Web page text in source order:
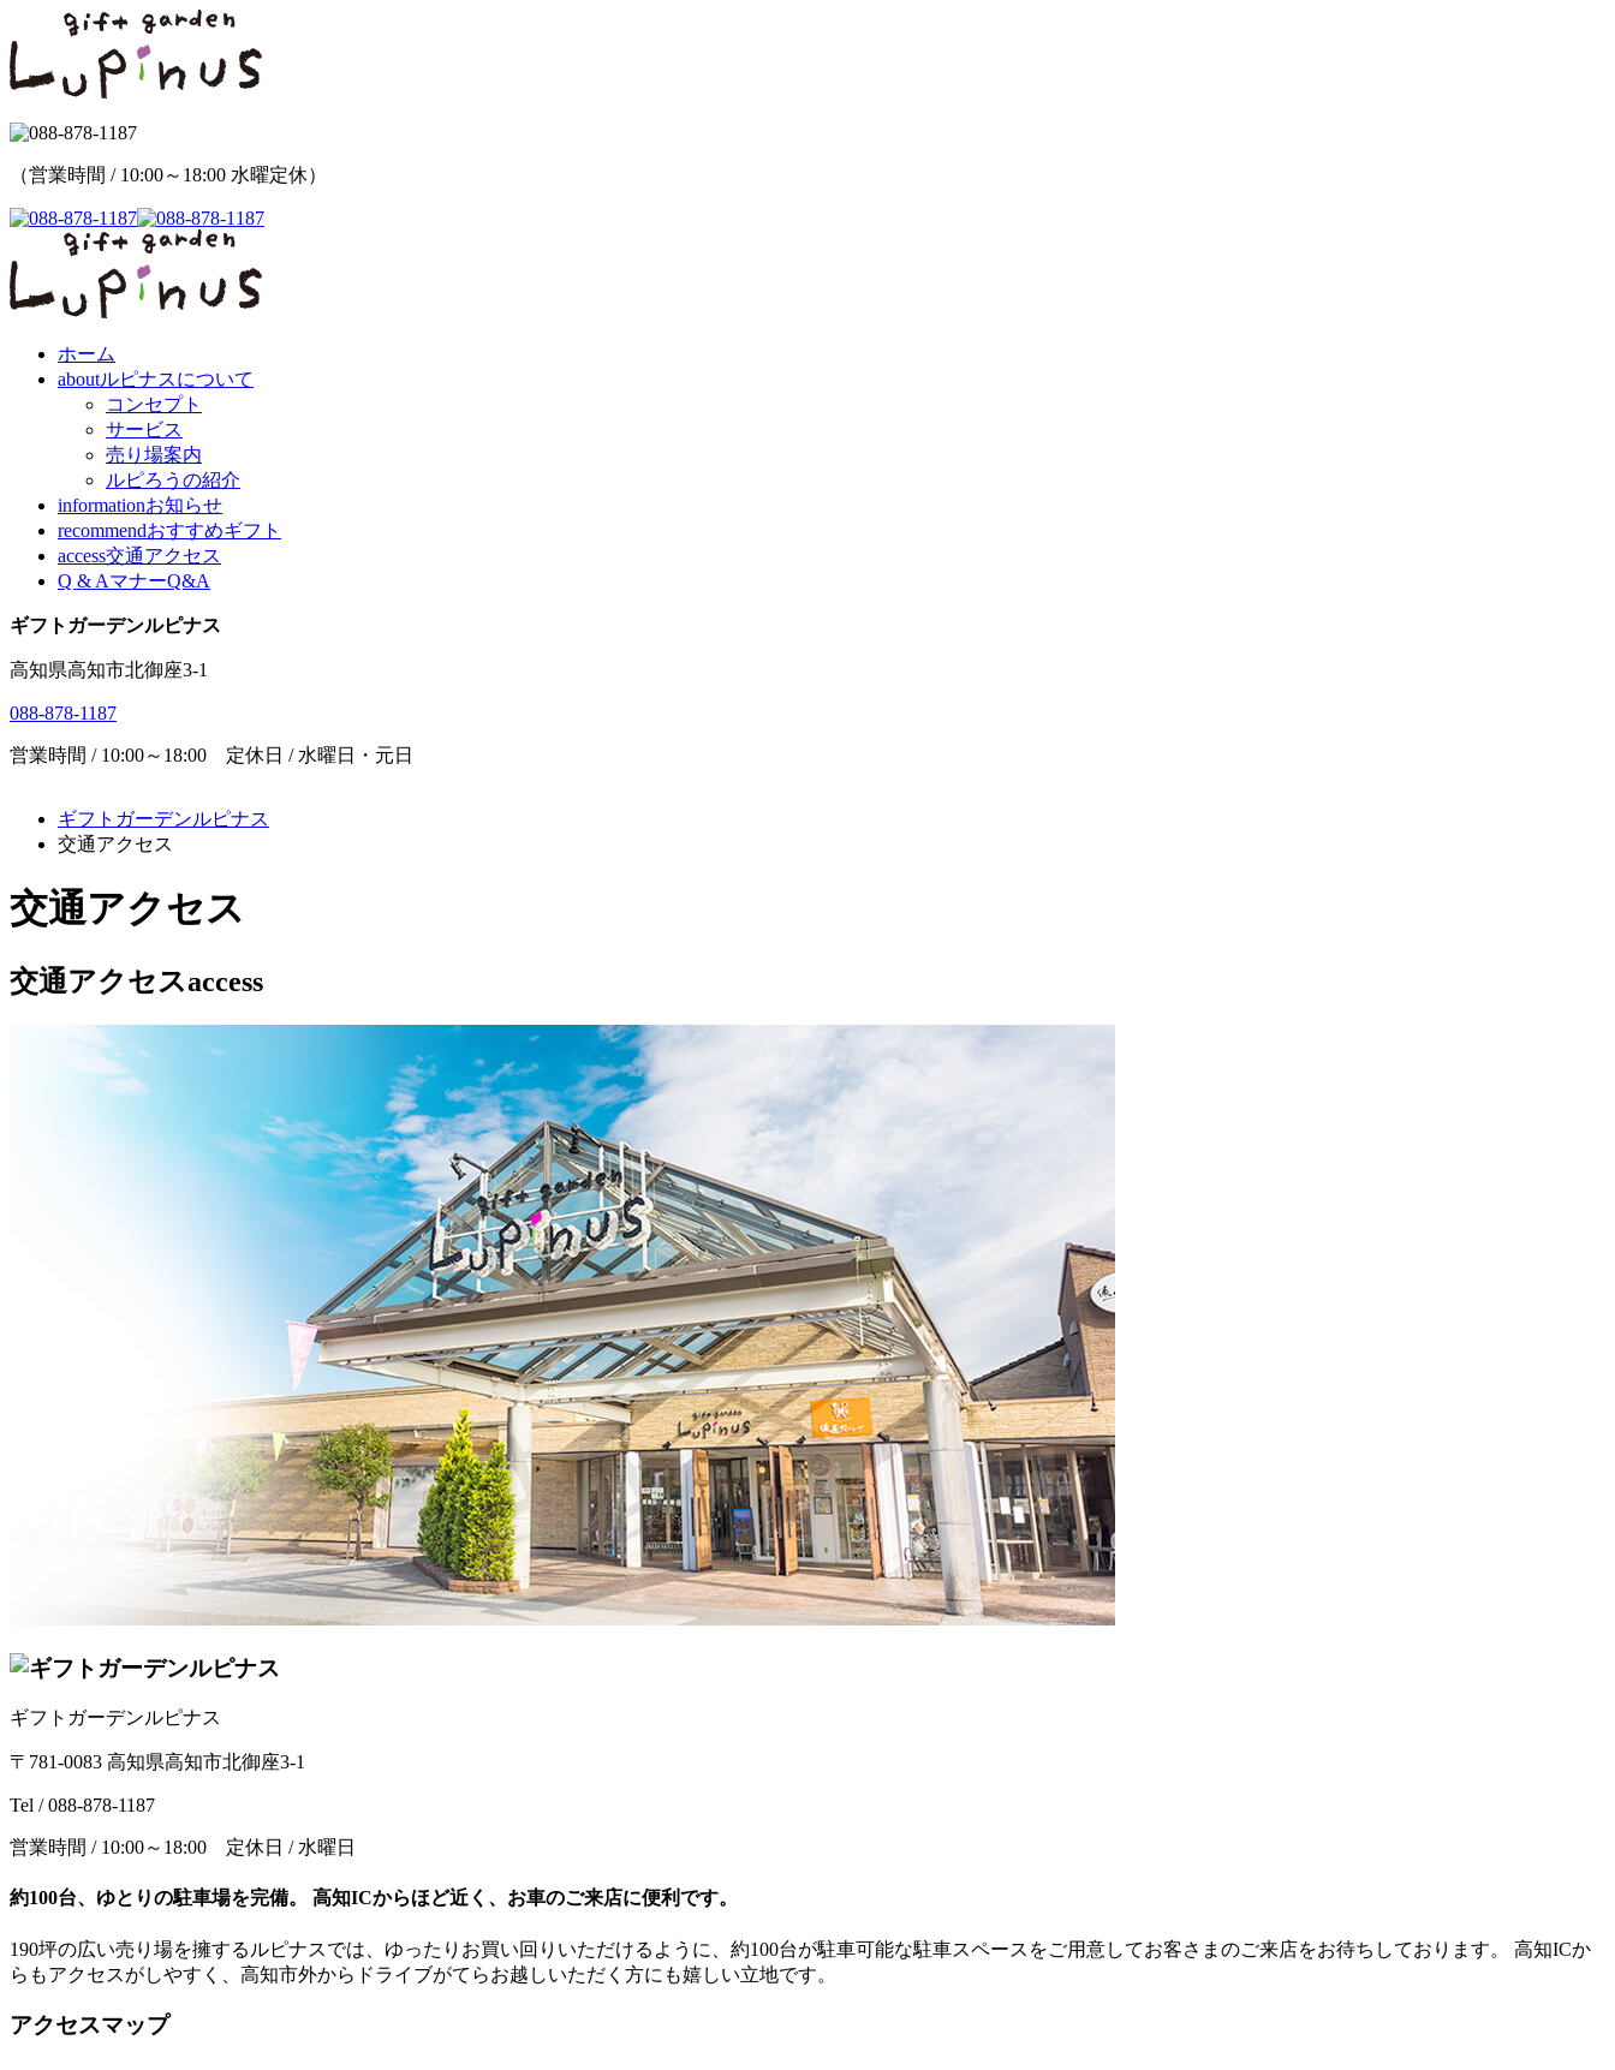
（営業時間 / 10:00～18:00 水曜定休）
ホーム
aboutルピナスについて
コンセプト
サービス
売り場案内
ルピろうの紹介
informationお知らせ
recommendおすすめギフト
access交通アクセス
Q & AマナーQ&A
ギフトガーデンルピナス
高知県高知市北御座3-1
088-878-1187
営業時間 / 10:00～18:00 定休日 / 水曜日・元日
ギフトガーデンルピナス
交通アクセス
交通アクセス
交通アクセスaccess
ギフトガーデンルピナス
〒781-0083 高知県高知市北御座3-1
Tel / 088-878-1187
営業時間 / 10:00～18:00 定休日 / 水曜日
約100台、ゆとりの駐車場を完備。 高知ICからほど近く、お車のご来店に便利です。
190坪の広い売り場を擁するルピナスでは、ゆったりお買い回りいただけるように、約100台が駐車可能な駐車スペースをご用意してお客さまのご来店をお待ちしております。 高知ICか
らもアクセスがしやすく、高知市外からドライブがてらお越しいただく方にも嬉しい立地です。
アクセスマップ